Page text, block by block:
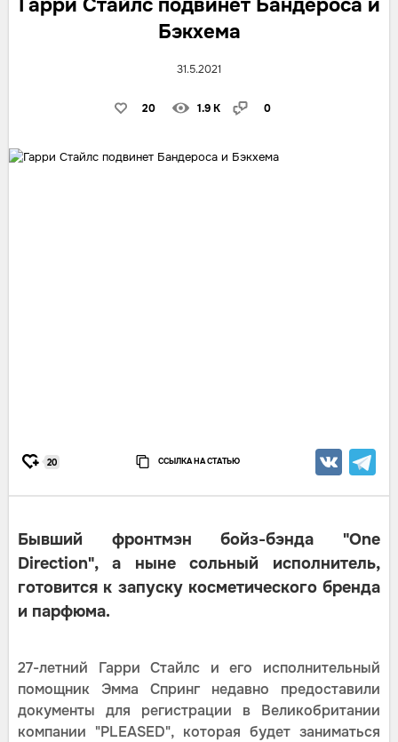
Бэкхема
31.5.2021
20 1.9 K 0
20 ССЫЛКА НА СТАТЬЮ
Бывший фронтмэн бойз-бэнда "One
Direction", а ныне сольный исполнитель,
готовится к запуску косметического бренда
и парфюма.
27-летний Гарри Стайлс и его исполнительный
помощник Эмма Спринг недавно предоставили
документы для регистрации в Великобритании
компании "PLEASED", которая будет заниматься